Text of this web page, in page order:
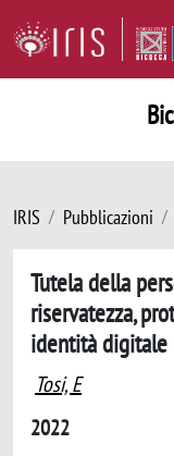
IRIS Pubblicazioni
Tutela della
riservatezza,
identità digitale
Tosi, E
2022